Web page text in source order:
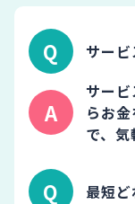
サー
サー
らお
で、気
最短